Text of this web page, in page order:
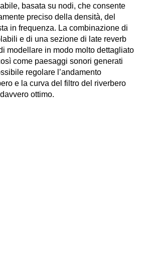
basata su nodi, che consente
preciso della densità, del
in frequenza. La combinazione di
e di una sezione di late reverb
modellare in modo molto dettagliato
come paesaggi sonori generati
regolare l’andamento
e la curva del filtro del riverbero
ottimo.